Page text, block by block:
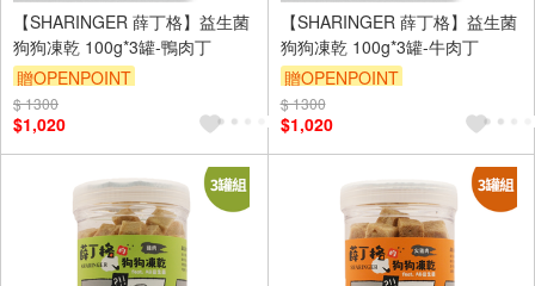
【SHARINGER 薛丁格】益生菌
狗狗凍乾 100g*3罐-鴨肉丁
贈OPENPOINT
訂單滿 2000 元折抵 100元
（運費不算在 2000 元的範圍
內）
$ 1300
$1,020
【SHARINGER 薛丁格】益生菌
狗狗凍乾 100g*3罐-牛肉丁
贈OPENPOINT
訂單滿 2000 元折抵 100元
（運費不算在 2000 元的範圍
內）
$ 1300
$1,020